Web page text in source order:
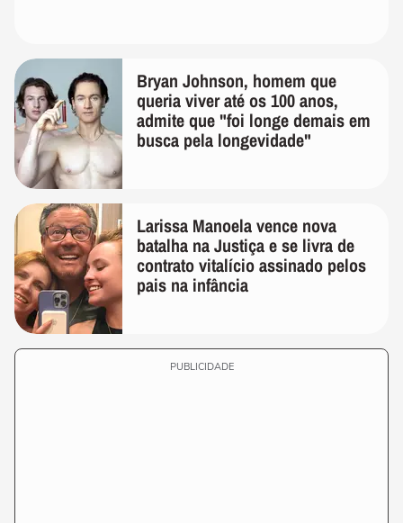
Bryan Johnson, homem que
queria viver até os 100 anos,
admite que "foi longe demais em
busca pela longevidade"
Larissa Manoela vence nova
batalha na Justiça e se livra de
contrato vitalício assinado pelos
pais na infância
PUBLICIDADE